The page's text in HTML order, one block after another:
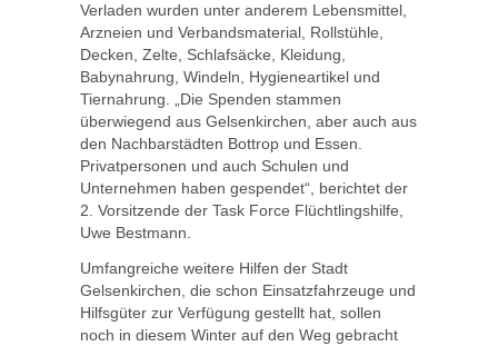
Verladen wurden unter anderem Lebensmittel,
Arzneien und Verbandsmaterial, Rollstühle,
Decken, Zelte, Schlafsäcke, Kleidung,
Babynahrung, Windeln, Hygieneartikel und
Tiernahrung. „Die Spenden stammen
überwiegend aus Gelsenkirchen, aber auch aus
den Nachbarstädten Bottrop und Essen.
Privatpersonen und auch Schulen und
Unternehmen haben gespendet“, berichtet der
2. Vorsitzende der Task Force Flüchtlingshilfe,
Uwe Bestmann.
Umfangreiche weitere Hilfen der Stadt
Gelsenkirchen, die schon Einsatzfahrzeuge und
Hilfsgüter zur Verfügung gestellt hat, sollen
noch in diesem Winter auf den Weg gebracht